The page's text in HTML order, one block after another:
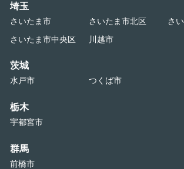
埼玉
さいたま市 さいたま市北区
さ
さいたま市中央区
川越市
茨城
水戸市 つくば市
栃木
宇都宮市
群馬
前橋市